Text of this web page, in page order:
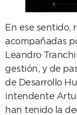
En ese sentido,
acompañadas
Leandro
gestión, y de
de Desarrollo
intendente
han tenido la